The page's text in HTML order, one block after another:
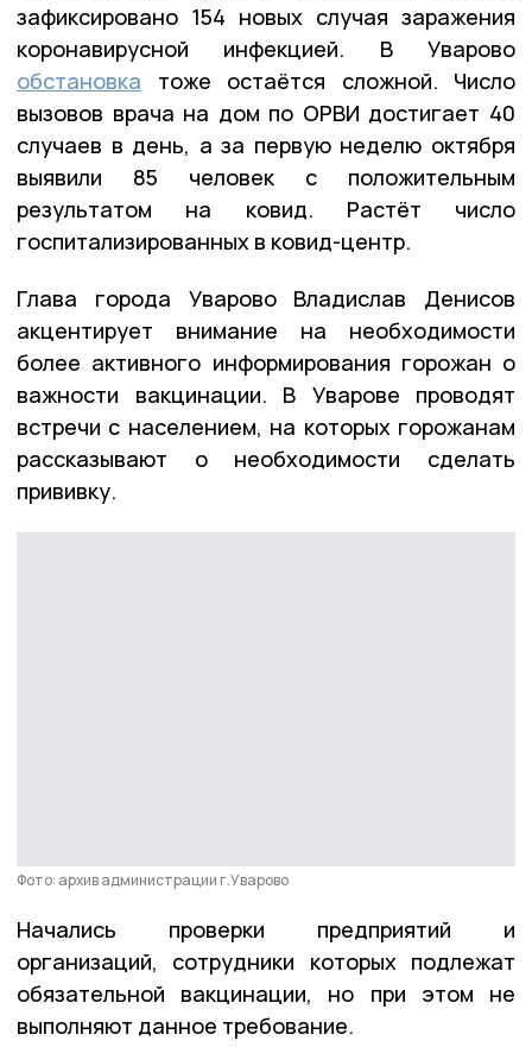
зафиксировано 154 новых случая заражения
коронавирусной инфекцией. В Уварово
обстановка тоже остаётся сложной. Число
вызовов врача на дом по ОРВИ достигает 40
случаев в день, а за первую неделю октября
выявили 85 человек с положительным
результатом на ковид. Растёт число
госпитализированных в ковид-центр.
Глава города Уварово Владислав Денисов
акцентирует внимание на необходимости
более активного информирования горожан о
важности вакцинации. В Уварове проводят
встречи с населением, на которых горожанам
рассказывают о необходимости сделать
прививку.
Фото: архив администрации г.Уварово
Начались проверки предприятий и
организаций, сотрудники которых подлежат
обязательной вакцинации, но при этом не
выполняют данное требование.